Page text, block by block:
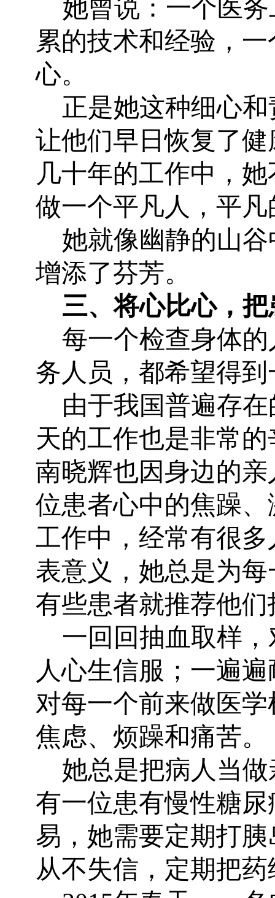
她曾说：一个医
累的技术和经验，
心。
正是她这种细心
让他们早日恢复了健
几十年的工作中，
做一个平凡人，平
她就像幽静的山
增添了芬芳。
三、将心比心，
每一个检查身体
务人员，都希望得
由于我国普遍存
天的工作也是非常
南晓辉也因身边的
位患者心中的焦躁
工作中，经常有很
表意义，她总是为
有些患者就推荐他
一回回抽血取样
人心生信服；一遍
对每一个前来做医
焦虑、烦躁和痛苦。
她总是把病人当
有一位患有慢性糖
易，她需要定期打
从不失信，定期把